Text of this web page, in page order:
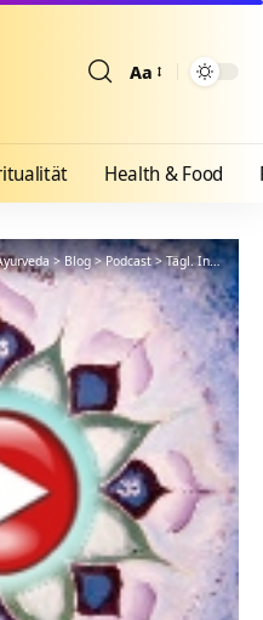
Aa
Health & Food
>Blog>Podcast>Tägl. Inspiration